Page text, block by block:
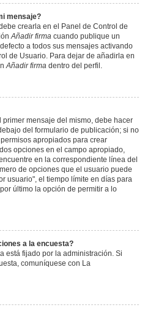
mensaje?
crearla en el Panel de Control de
Añadir firma cuando publique un
a todos sus mensajes activando
de Usuario. Para dejar de añadirla en
Añadir firma dentro del perfil.
mensaje del mismo, debe hacer
del formulario de publicación; si no
apropiados para crear
opciones en el campo apropiado,
en la correspondiente línea del
de opciones que el usuario puede
usuario", el tiempo límite en días para
último la opción de permitir a lo
a la encuesta?
está fijado por la administración. Si
comuníquese con La